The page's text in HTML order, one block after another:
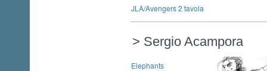
JLA/Avengers 2 tavola
> Sergio Acampora
Elephants